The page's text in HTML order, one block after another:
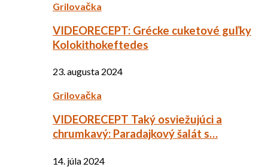
Grilovačka
VIDEORECEPT: Grécke cuketové guľky
Kolokithokeftedes
23. augusta 2024
Grilovačka
VIDEORECEPT Taký osviežujúci a
chrumkavý: Paradajkový šalát s…
14. júla 2024